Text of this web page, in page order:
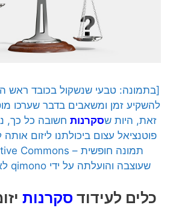
[בתמונה: טבעי שנשקול בכובד ראש
להשקיע זמן ומשאבים בדבר שערכו
זאת, היות שסקרנות חשובה כל כך,
פוטנציאל עצום ביכולתנו ליזום
שעוצבה והועלתה על ידי qimono לאתר Pixabay]
כלים לעידוד סקרנות